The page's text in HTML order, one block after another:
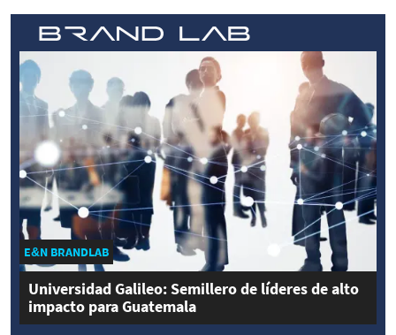
E&N BRANDLAB
Universidad Galileo: Semillero de líderes de alto
impacto para Guatemala